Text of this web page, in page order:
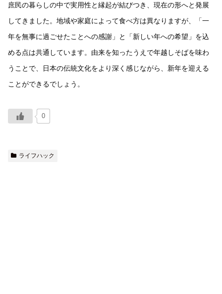
庶民の暮らしの中で実用性と縁起が結びつき、現在の形へと発展
してきました。地域や家庭によって食べ方は異なりますが、「一
年を無事に過ごせたことへの感謝」と「新しい年への希望」を込
める点は共通しています。由来を知ったうえで年越しそばを味わ
うことで、日本の伝統文化をより深く感じながら、新年を迎える
ことができるでしょう。
0
ライフハック